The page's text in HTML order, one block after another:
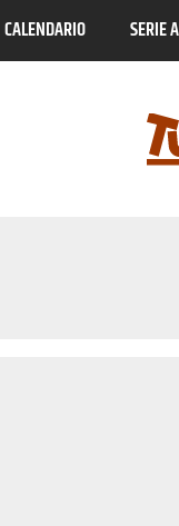
CALENDARIO SERIE A